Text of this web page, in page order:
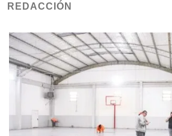
REDACCIÓN